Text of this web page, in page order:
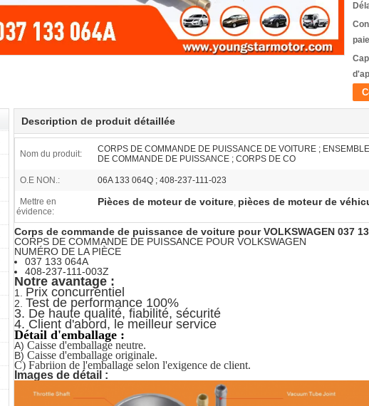
Description de produit détaillée
Nom du produit:
CORPS DE COMMANDE DE PUISSANCE DE VOITURE ;
DE COMMANDE DE PUISSANCE ; CORPS DE CO
O.E NON.: 06A 133 064Q ; 408-237-111-023
Mettre en
évidence:
Pièces de moteur de voiture, pièces de moteur de
Corps de commande de puissance de voiture pour VOLKSWAGEN 037
CORPS DE COMMANDE DE PUISSANCE POUR VOLKSWAGEN
NUMÉRO DE LA PIÈCE
037 133 064A
408-237-111-003Z
Notre avantage :
1. Prix concurrentiel
2. Test de performance 100%
3. De haute qualité, fiabilité, sécurité
4. Client d'abord, le meilleur service
Détail d'emballage :
A) Caisse d'emballage neutre.
B) Caisse d'emballage originale.
C) Fabriion de l'emballage selon l'exigence de client.
Images de détail :